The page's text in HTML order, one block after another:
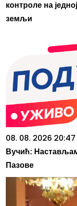
контроле на
земљи
08. 08. 2026 20:47
Вучић:
Пазове